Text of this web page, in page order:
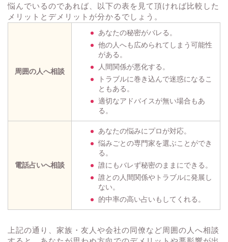
悩んでいるのであれば、以下の表を見て頂ければ比較した
メリットとデメリットが分かるでしょう。
周囲の人へ相談
あなたの秘密がバレる。
他の人へも広められてしまう可能性
がある。
人間関係が悪化する。
トラブルに巻き込んで迷惑になるこ
ともある。
適切なアドバイスが無い場合もあ
る。
電話占いへ相談
あなたの悩みにプロが対応。
悩みごとの専門家を選ぶことができ
る。
誰にもバレず秘密のままにできる。
誰との人間関係やトラブルに発展し
ない。
的中率の高い占いもしてくれる。
上記の通り、家族・友人や会社の同僚など周囲の人へ相談